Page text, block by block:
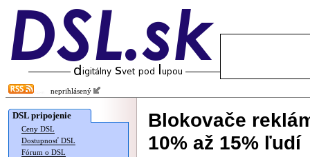
neprihlásený
DSL pripojenie
Ceny DSL
Dostupnosť DSL
Fórum o DSL
Blokovače
10% až 15% ľudí